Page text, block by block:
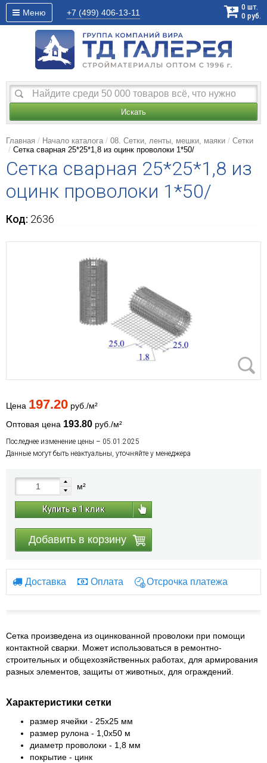
Меню +7 (499) 406-13-11
0 шт.
0 руб.
Искать
Главная Начало каталога 08. Сетки, ленты, мешки, маяки
Сетки
Сетка сварная 25*25*1,8 из оцинк проволоки 1*50/
Сетка сварная 25*25*1,8 из
оцинк проволоки 1*50/
Код: 2636
Цена 197.20 руб./м²
Оптовая цена 193.80 руб./м²
Последнее изменение цены – 05.01.2025
Данные могут быть неактуальны, уточняйте у менеджера
м²
Купить в 1 клик
Добавить в корзину
Доставка Оплата Отсрочка платежа
Сетка произведена из оцинкованной проволоки при помощи
контактной сварки. Может использоваться в ремонтно-
строительных и общехозяйственных работах, для армирования
разных элементов, защиты от животных, для ограждений.
Характеристики сетки
размер ячейки - 25х25 мм
размер рулона - 1,0х50 м
диаметр проволоки - 1,8 мм
покрытие - цинк